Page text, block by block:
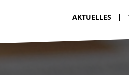
AKTUELLES